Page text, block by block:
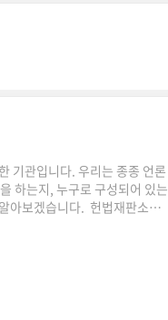
기관입니다. 우리는 종종 언론
하는지, 누구로 구성되어 있는
아보겠습니다. 헌법재판소의
를 판단합니다. 탄핵소추 사